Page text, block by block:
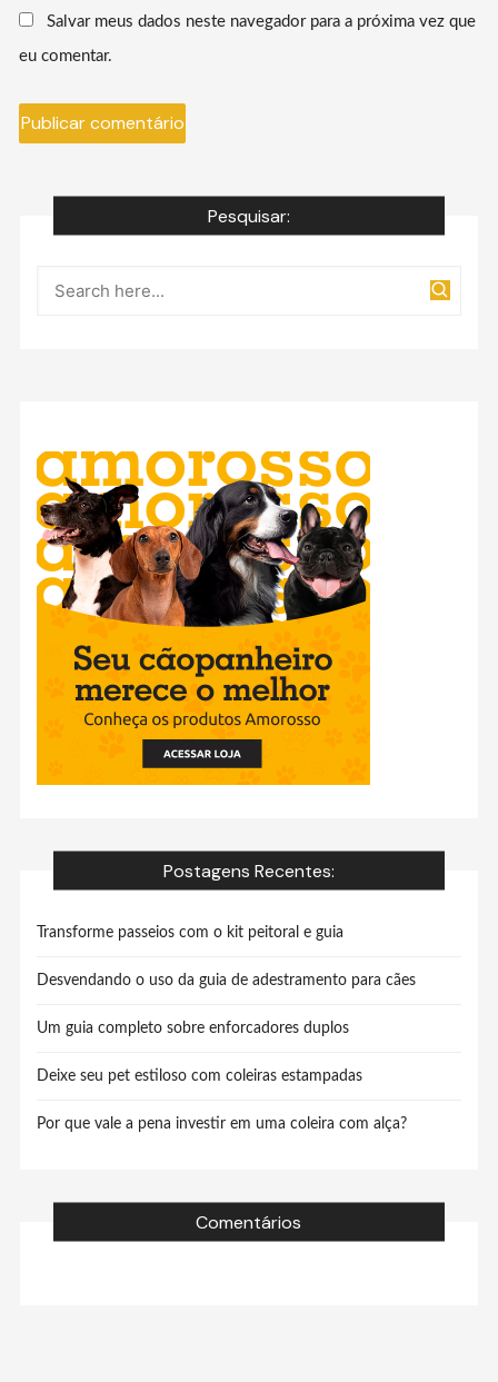
Salvar meus dados neste navegador para a próxima vez que
eu comentar.
Pesquisar:
Postagens Recentes:
Transforme passeios com o kit peitoral e guia
Desvendando o uso da guia de adestramento para cães
Um guia completo sobre enforcadores duplos
Deixe seu pet estiloso com coleiras estampadas
Por que vale a pena investir em uma coleira com alça?
Comentários